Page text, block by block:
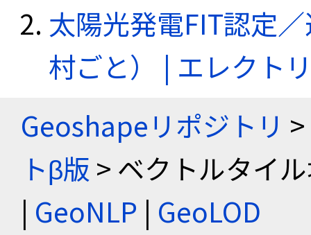
太陽光発電FIT認定
村ごと） | エレクト
Geoshapeリポジトリ >
トβ版 > ベクトルタイ
| GeoNLP | GeoLOD